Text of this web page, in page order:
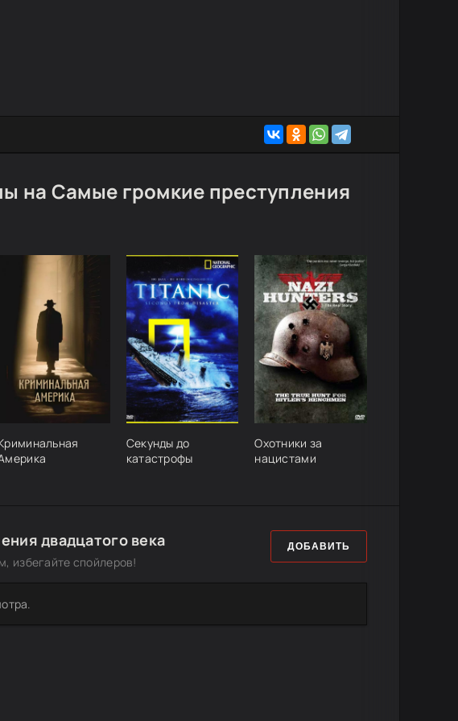
на Самые громкие преступления
Секунды до
катастрофы
Охотники за
нацистами
двадцатого века
избегайте спойлеров!
ДОБАВИТЬ